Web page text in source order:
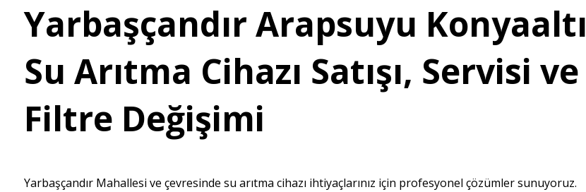
Yarbaşçandır Arapsuyu Konyaaltı
Su Arıtma Cihazı Satışı, Servisi ve
Filtre Değişimi
Yarbaşçandır Mahallesi ve çevresinde su arıtma cihazı ihtiyaçlarınız için profesyonel çözümler sunuyoruz.